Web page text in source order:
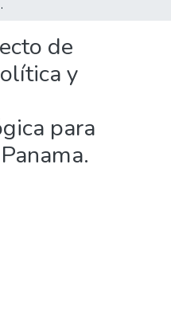
y Panama.
de
y
para